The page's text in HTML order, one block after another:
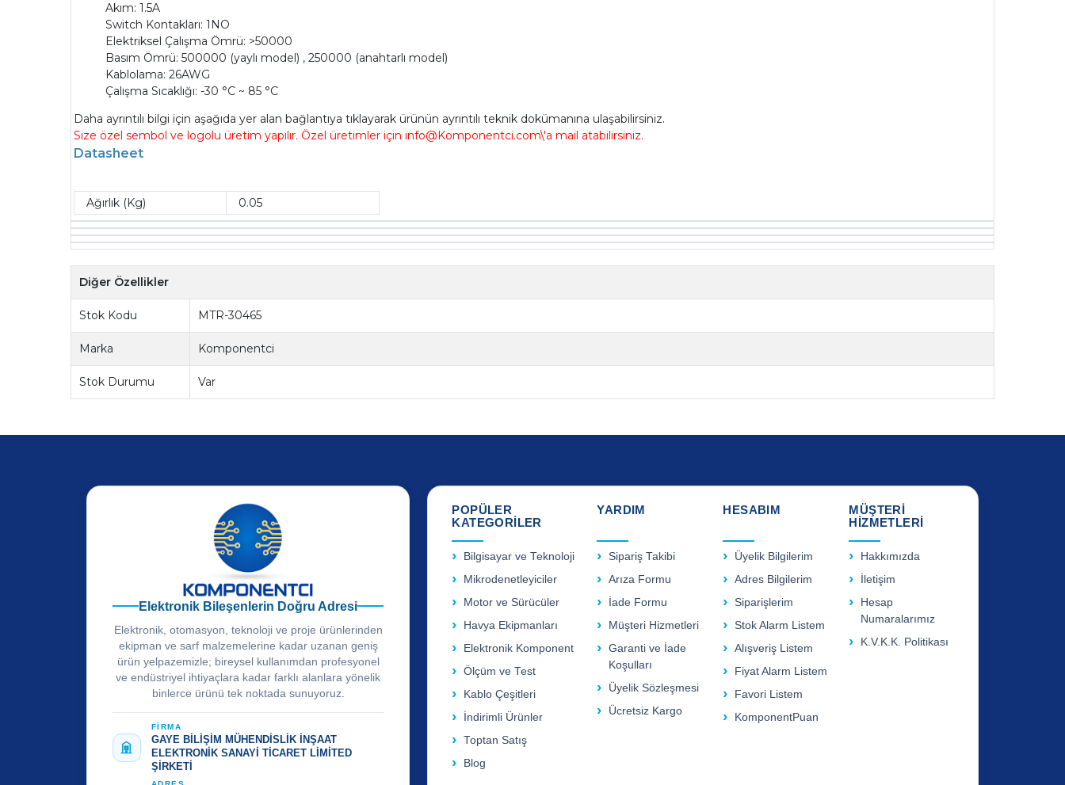
Akım: 1.5A
Switch Kontakları: 1NO
Elektriksel Çalışma Ömrü: >50000
Basım Ömrü: 500000 (yaylı model) , 250000 (anahtarlı model)
Kablolama: 26AWG
Çalışma Sıcaklığı: -30 °C ~ 85 °C
Daha ayrıntılı bilgi için aşağıda yer alan bağlantıya tıklayarak ürünün ayrıntılı teknik dokümanına ulaşabilirsiniz.
Size özel sembol ve logolu üretim yapılır. Özel üretimler için info@Komponentci.com\'a mail atabilirsiniz.
Datasheet
Ağırlık (Kg) 0.05
Diğer Özellikler
Stok Kodu MTR-30465
Marka Komponentci
Stok Durumu Var
Elektronik Bileşenlerin Doğru Adresi
Elektronik, otomasyon, teknoloji ve proje ürünlerinden
ekipman ve sarf malzemelerine kadar uzanan geniş
ürün yelpazemizle; bireysel kullanımdan profesyonel
ve endüstriyel ihtiyaçlara kadar farklı alanlara yönelik
binlerce ürünü tek noktada sunuyoruz.
FİRMA
GAYE BİLİŞİM MÜHENDİSLİK İNŞAAT
ELEKTRONİK SANAYİ TİCARET LİMİTED
ŞİRKETİ
POPÜLER
KATEGORİLER
Bilgisayar ve Teknoloji
Mikrodenetleyiciler
Motor ve Sürücüler
Havya Ekipmanları
Elektronik Komponent
Ölçüm ve Test
Kablo Çeşitleri
İndirimli Ürünler
Toptan Satış
Blog
YARDIM
Sipariş Takibi
Arıza Formu
İade Formu
Müşteri Hizmetleri
Garanti ve İade
Koşulları
Üyelik Sözleşmesi
Ücretsiz Kargo
HESABIM
Üyelik Bilgilerim
Adres Bilgilerim
Siparişlerim
Stok Alarm Listem
Alışveriş Listem
Fiyat Alarm Listem
Favori Listem
KomponentPuan
MÜŞTERİ
HİZMETLERİ
Hakkımızda
İletişim
Hesap
Numaralarımız
K.V.K.K. Politikası